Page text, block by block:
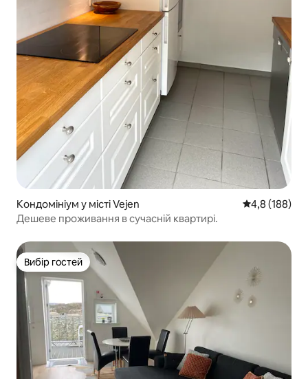
Кондомініум у місті Vejen Середня
4,8 (188)
Дешеве проживання в сучасній квартирі.
Вибір гостей
Вибір гостей